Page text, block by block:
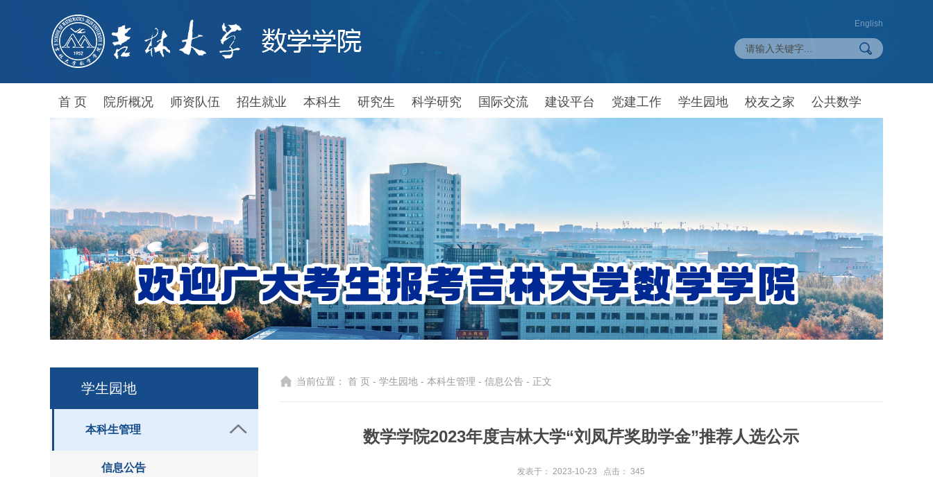
English
首 页 院所概况 师资队伍 招生就业 本科生 研究生 科学研究 国际交流 建设平台 党建工作 学生园地 校友之家 公共数学
学生园地
本科生管理
信息公告
当前位置： 首 页 - 学生园地 - 本科生管理 - 信息公告 - 正文
数学学院2023年度吉林大学“刘凤芹奖助学金”推荐人选公示
发表于： 2023-10-23 点击： 345